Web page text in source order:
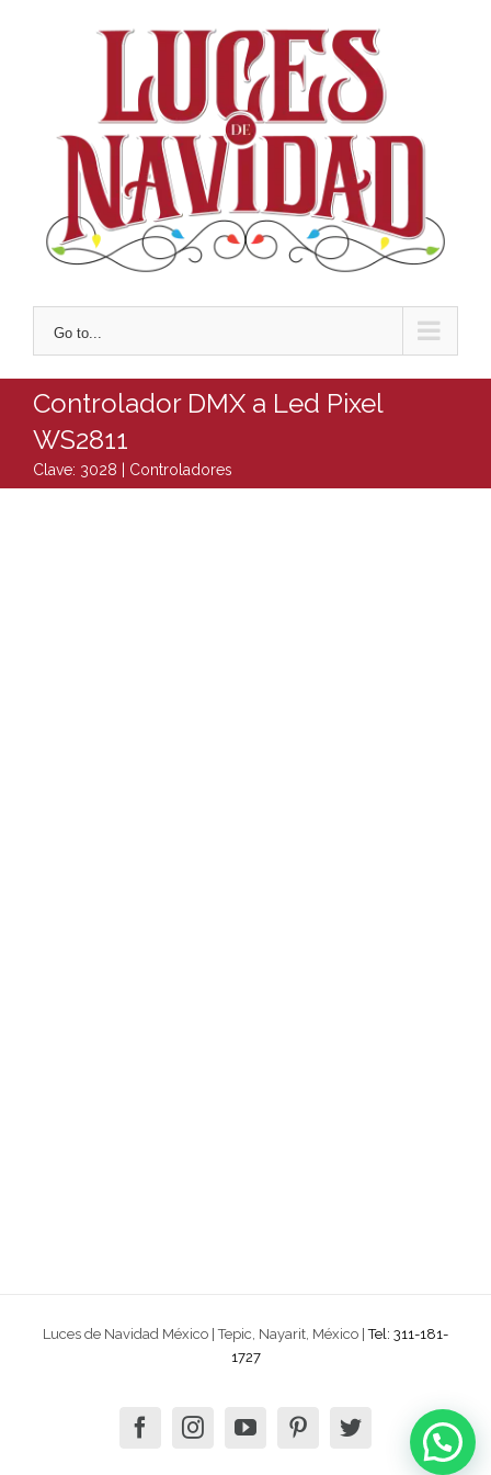
Go to...
Controlador DMX a Led Pixel
WS2811
Clave: 3028 | Controladores
Luces de Navidad México | Tepic, Nayarit, México |Tel: 311-181-
1727
facebookinstagram
youtubepinteresttwitter